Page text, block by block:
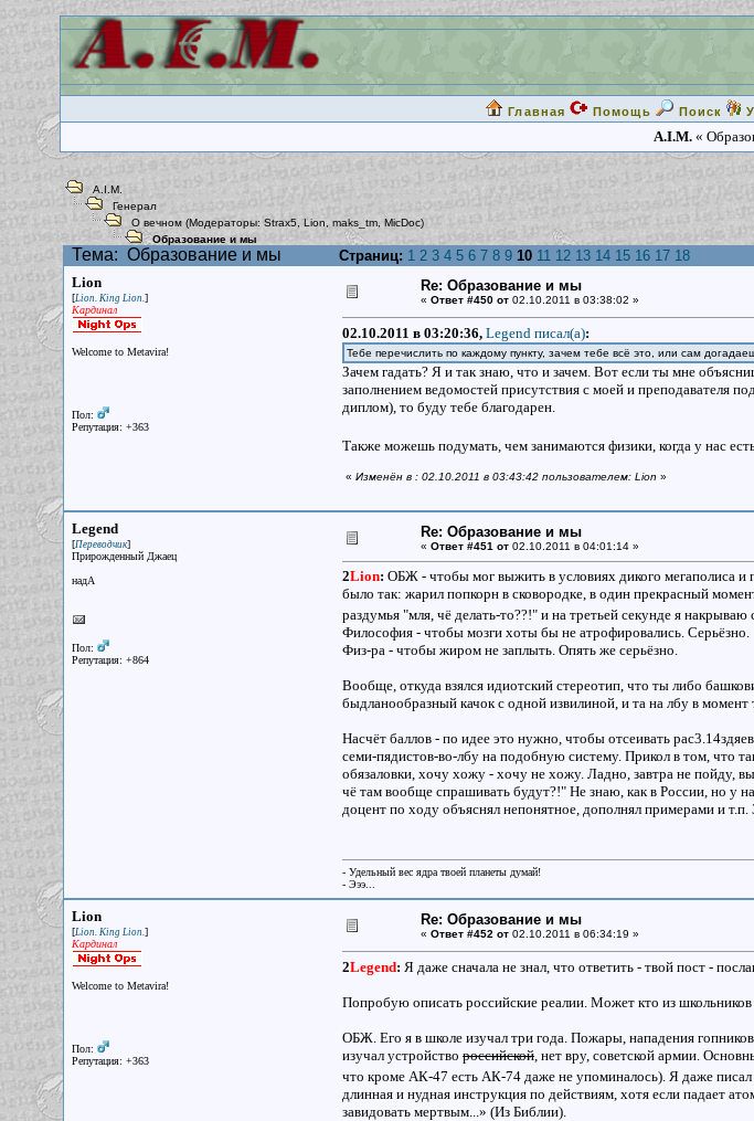
Главная Помощь Поиск
A.I.M.«
A.I.M.
Генерал
О вечном (Модераторы:Strax5 Lion maks_tm MicDoc)
Образование и мы
Тема: Образование и мы Страниц: 1 2 3 4 5 6 7 8 9 10 11 12 13 14 15 16 17 18
Lion
[Lion. King Lion.]
Кардинал
Welcome to Metavira!
Пол:
Репутация: +363
Re: Образование и мы
« Ответ #450 от 02.10.2011 в 03:38:02 »
02.10.2011 в 03:20:36, Legend писал(a):
Тебе перечислить по каждому пункту, зачем тебе всё это, или сам
Зачем гадать? Я и так знаю, что и зачем. Вот если ты мне
заполнением ведомостей присутствия с моей и преподавателя
диплом), то буду тебе благодарен.
Также можешь подумать, чем занимаются физики, когда у нас
« Изменён в : 02.10.2011 в 03:43:42 пользователем: Lion »
Legend
[Переводчик]
Прирожденный Джаец
надА
Пол:
Репутация: +864
Re: Образование и мы
« Ответ #451 от 02.10.2011 в 04:01:14 »
2Lion: ОБЖ - чтобы мог выжить в условиях дикого мегаполиса и
было так: жарил попкорн в сковородке, в один прекрасный
раздумья "мля, чё делать-то??!" и на третьей секунде я
Философия - чтобы мозги хоты бы не атрофировались. Серьёзно.
Физ-ра - чтобы жиром не заплыть. Опять же серьёзно.
Вообще, откуда взялся идиотский стереотип, что ты либо
быдланообразный качок с одной извилиной, и та на лбу в
Насчёт баллов - по идее это нужно, чтобы отсеивать
семи-пядистов-во-лбу на подобную систему. Прикол в том, что
обязаловки, хочу хожу - хочу не хожу. Ладно, завтра не пойду,
чё там вообще спрашивать будут?!" Не знаю, как в России, но у
доцент по ходу объяснял непонятное, дополнял примерами и т.п.
- Удельный вес ядра твоей планеты думай!
- Эээ...
Lion
[Lion. King Lion.]
Кардинал
Welcome to Metavira!
Пол:
Репутация: +363
Re: Образование и мы
« Ответ #452 от 02.10.2011 в 06:34:19 »
2Legend: Я даже сначала не знал, что ответить - твой пост -
Попробую описать российские реалии. Может кто из
ОБЖ. Его я в школе изучал три года. Пожары, нападения
изучал устройство российской, нет вру, советской армии.
что кроме АК-47 есть АК-74 даже не упоминалось). Я даже
длинная и нудная инструкция по действиям, хотя если падает
завидовать мертвым...» (Из Библии).